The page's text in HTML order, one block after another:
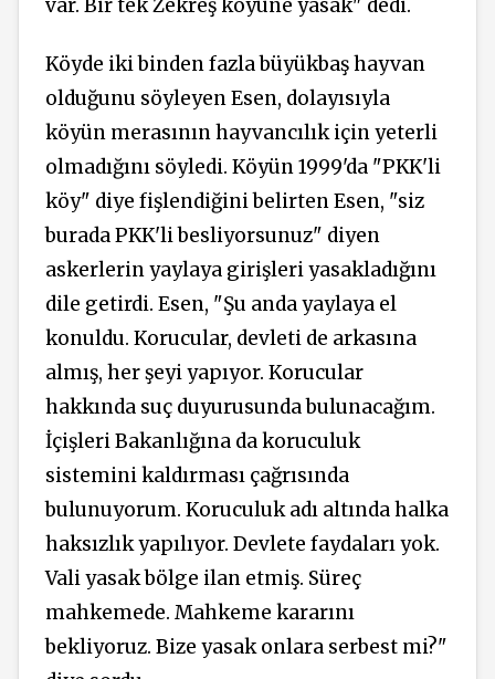
var. Bir tek Zêkreş köyüne yasak" dedi.
Köyde iki binden fazla büyükbaş hayvan
olduğunu söyleyen Esen, dolayısıyla
köyün merasının hayvancılık için yeterli
olmadığını söyledi. Köyün 1999'da "PKK'li
köy" diye fişlendiğini belirten Esen, "siz
burada PKK'li besliyorsunuz" diyen
askerlerin yaylaya girişleri yasakladığını
dile getirdi. Esen, "Şu anda yaylaya el
konuldu. Korucular, devleti de arkasına
almış, her şeyi yapıyor. Korucular
hakkında suç duyurusunda bulunacağım.
İçişleri Bakanlığına da koruculuk
sistemini kaldırması çağrısında
bulunuyorum. Koruculuk adı altında halka
haksızlık yapılıyor. Devlete faydaları yok.
Vali yasak bölge ilan etmiş. Süreç
mahkemede. Mahkeme kararını
bekliyoruz. Bize yasak onlara serbest mi?"